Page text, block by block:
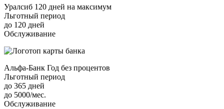
Уралсиб 120 дней на максимум
Льготный период
до 120 дней
Обслуживание
Альфа-Банк Год без процентов
Льготный период
до 365 дней
до 5000/мес.
Обслуживание